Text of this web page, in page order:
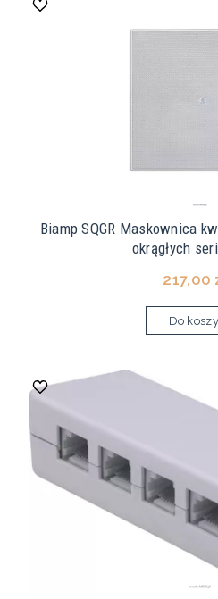
Biamp SQGR Maskownica
okrągłych
217,00
Do